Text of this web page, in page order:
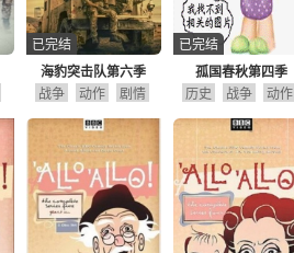
海豹突击队第六季
已完结
战争 动作 剧情
孤国春秋第四季
已完结
历史 战争 动作